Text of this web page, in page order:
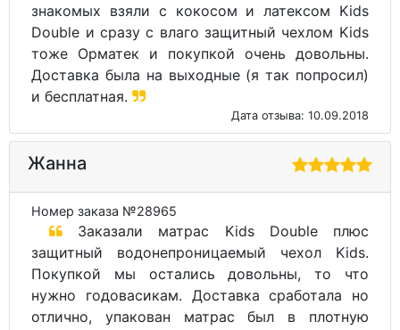
знакомых взяли с кокосом и латексом Kids
Double и сразу с влаго защитный чехлом Kids
тоже Орматек и покупкой очень довольны.
Доставка была на выходные (я так попросил)
и бесплатная.
Дата отзыва: 10.09.2018
Жанна
Номер заказа №28965
Заказали матрас Kids Double плюс
защитный водонепроницаемый чехол Kids.
Покупкой мы остались довольны, то что
нужно годовасикам. Доставка сработала но
отлично, упакован матрас был в плотную